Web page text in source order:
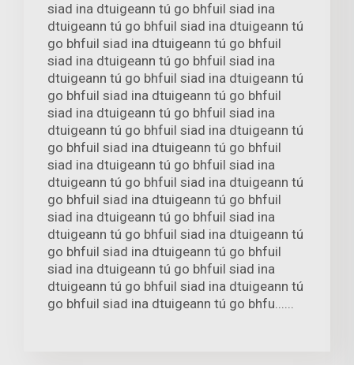
siad ina dtuigeann tú go bhfuil siad ina
dtuigeann tú go bhfuil siad ina dtuigeann tú
go bhfuil siad ina dtuigeann tú go bhfuil
siad ina dtuigeann tú go bhfuil siad ina
dtuigeann tú go bhfuil siad ina dtuigeann tú
go bhfuil siad ina dtuigeann tú go bhfuil
siad ina dtuigeann tú go bhfuil siad ina
dtuigeann tú go bhfuil siad ina dtuigeann tú
go bhfuil siad ina dtuigeann tú go bhfuil
siad ina dtuigeann tú go bhfuil siad ina
dtuigeann tú go bhfuil siad ina dtuigeann tú
go bhfuil siad ina dtuigeann tú go bhfuil
siad ina dtuigeann tú go bhfuil siad ina
dtuigeann tú go bhfuil siad ina dtuigeann tú
go bhfuil siad ina dtuigeann tú go bhfuil
siad ina dtuigeann tú go bhfuil siad ina
dtuigeann tú go bhfuil siad ina dtuigeann tú
go bhfuil siad ina dtuigeann tú go bhfu......